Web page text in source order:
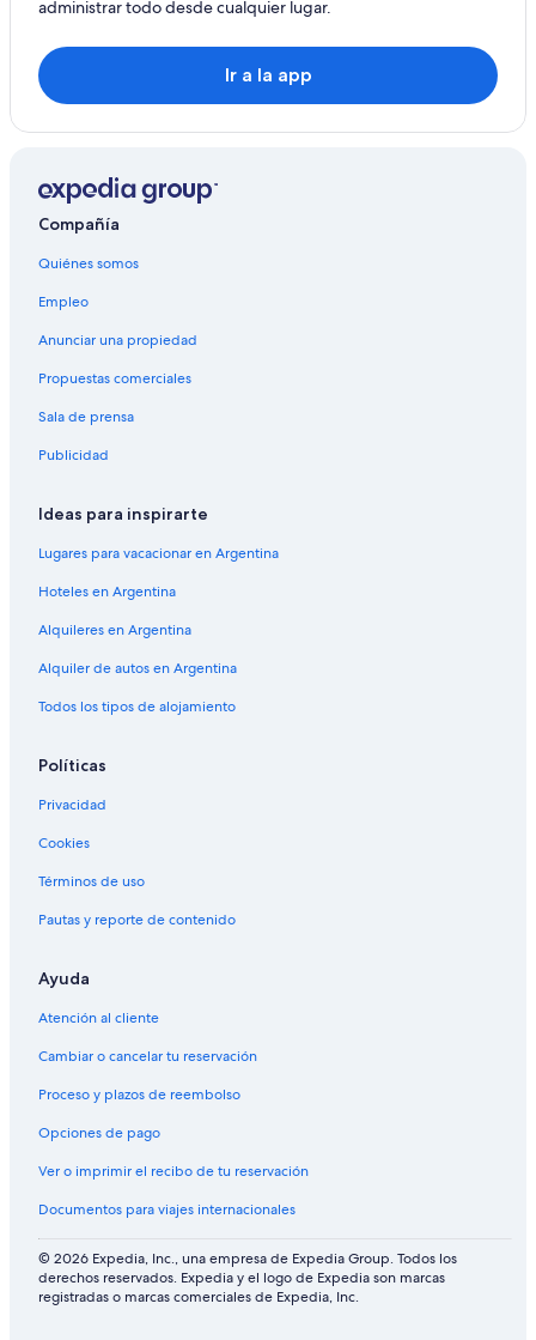
administrar todo desde cualquier lugar.
Ir a la app
Compañía
Quiénes somos
Empleo
Anunciar una propiedad
Propuestas comerciales
Sala de prensa
Publicidad
Ideas para inspirarte
Lugares para vacacionar en Argentina
Hoteles en Argentina
Alquileres en Argentina
Alquiler de autos en Argentina
Todos los tipos de alojamiento
Políticas
Privacidad
Cookies
Términos de uso
Pautas y reporte de contenido
Ayuda
Atención al cliente
Cambiar o cancelar tu reservación
Proceso y plazos de reembolso
Opciones de pago
Ver o imprimir el recibo de tu reservación
Documentos para viajes internacionales
© 2026 Expedia, Inc., una empresa de Expedia Group. Todos los
derechos reservados. Expedia y el logo de Expedia son marcas
registradas o marcas comerciales de Expedia, Inc.